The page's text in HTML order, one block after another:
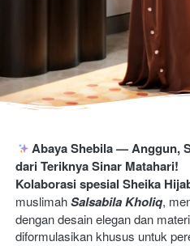
Abaya Shebila — Anggun,
dari Teriknya Sinar Matahari!
Kolaborasi spesial Sheika
muslimah Salsabila Kholiq,
dengan desain elegan dan
diformulasikan khusus untuk